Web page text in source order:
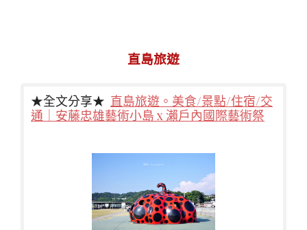
直島旅遊
★全文分享★ 直島旅遊。美食/景點/住宿/交
通｜安藤忠雄藝術小島 x 瀨戶內國際藝術祭